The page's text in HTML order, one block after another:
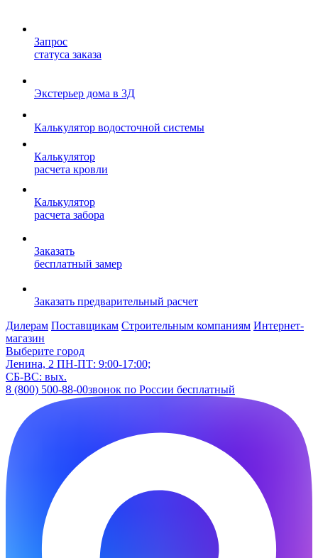
Запрос
статуса заказа
Экстерьер дома в 3Д
Калькулятор водосточной системы
Калькулятор
расчета кровли
Калькулятор
расчета забора
Заказать
бесплатный замер
Заказать предварительный расчет
Дилерам Поставщикам Строительным компаниям Интернет-
магазин
Выберите город
Ленина, 2 ПН-ПТ: 9:00-17:00;
СБ-ВС: вых.
8 (800) 500-88-00звонок по России бесплатный